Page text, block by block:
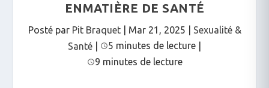
ENMATIÈRE DE SANTÉ
Posté par Pit Braquet| Mar 21, 2025
Sexualité &
Santé
5 minutes de lecture
9 minutes de lecture